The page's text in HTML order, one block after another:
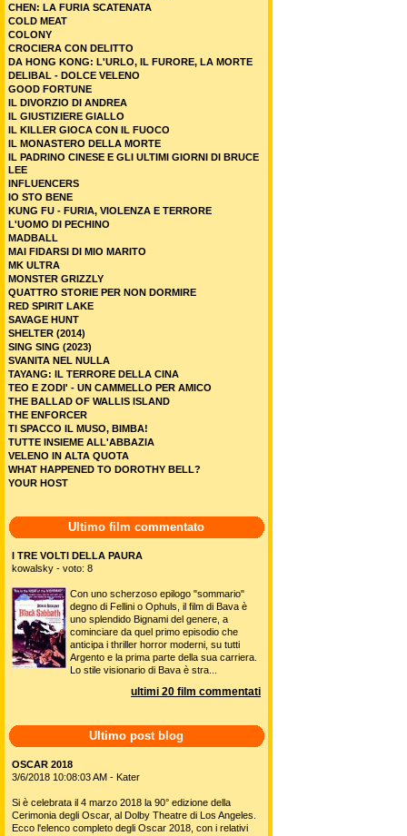
CHEN: LA FURIA SCATENATA
COLD MEAT
COLONY
CROCIERA CON DELITTO
DA HONG KONG: L'URLO, IL FURORE, LA MORTE
DELIBAL - DOLCE VELENO
GOOD FORTUNE
IL DIVORZIO DI ANDREA
IL GIUSTIZIERE GIALLO
IL KILLER GIOCA CON IL FUOCO
IL MONASTERO DELLA MORTE
IL PADRINO CINESE E GLI ULTIMI GIORNI DI BRUCE
LEE
INFLUENCERS
IO STO BENE
KUNG FU - FURIA, VIOLENZA E TERRORE
L'UOMO DI PECHINO
MADBALL
MAI FIDARSI DI MIO MARITO
MK ULTRA
MONSTER GRIZZLY
QUATTRO STORIE PER NON DORMIRE
RED SPIRIT LAKE
SAVAGE HUNT
SHELTER (2014)
SING SING (2023)
SVANITA NEL NULLA
TAYANG: IL TERRORE DELLA CINA
TEO E ZODI' - UN CAMMELLO PER AMICO
THE BALLAD OF WALLIS ISLAND
THE ENFORCER
TI SPACCO IL MUSO, BIMBA!
TUTTE INSIEME ALL'ABBAZIA
VELENO IN ALTA QUOTA
WHAT HAPPENED TO DOROTHY BELL?
YOUR HOST
Ultimo film commentato
I TRE VOLTI DELLA PAURA
kowalsky - voto: 8
Con uno scherzoso epilogo "sommario"
degno di Fellini o Ophuls, il film di Bava è
uno splendido Bignami del genere, a
cominciare da quel primo episodio che
anticipa i thriller horror moderni, su tutti
Argento e la prima parte della sua carriera.
Lo stile visionario di Bava è stra...
ultimi 20 film commentati
Ultimo post blog
OSCAR 2018
3/6/2018 10:08:03 AM - Kater
Si è celebrata il 4 marzo 2018 la 90° edizione della
Cerimonia degli Oscar, al Dolby Theatre di Los Angeles.
Ecco l'elenco completo degli Oscar 2018, con i relativi